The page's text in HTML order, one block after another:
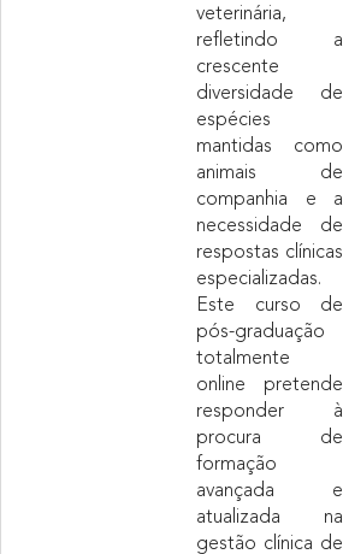
veterinária,
refletindo a
crescente
diversidade de
espécies
mantidas como
animais de
companhia e a
necessidade de
respostas clínicas
especializadas.
Este curso de
pós-graduação
totalmente
online pretende
responder à
procura de
formação
avançada e
atualizada na
gestão clínica de